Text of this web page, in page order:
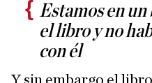
Estamos en
el libro y no
con él
Y sin embargo el